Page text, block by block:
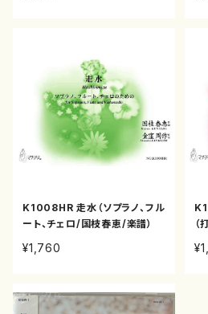
K1008HR 走水（ソプラノ、フル
ート、チェロ/国枝春恵/楽譜）
¥1,760
（